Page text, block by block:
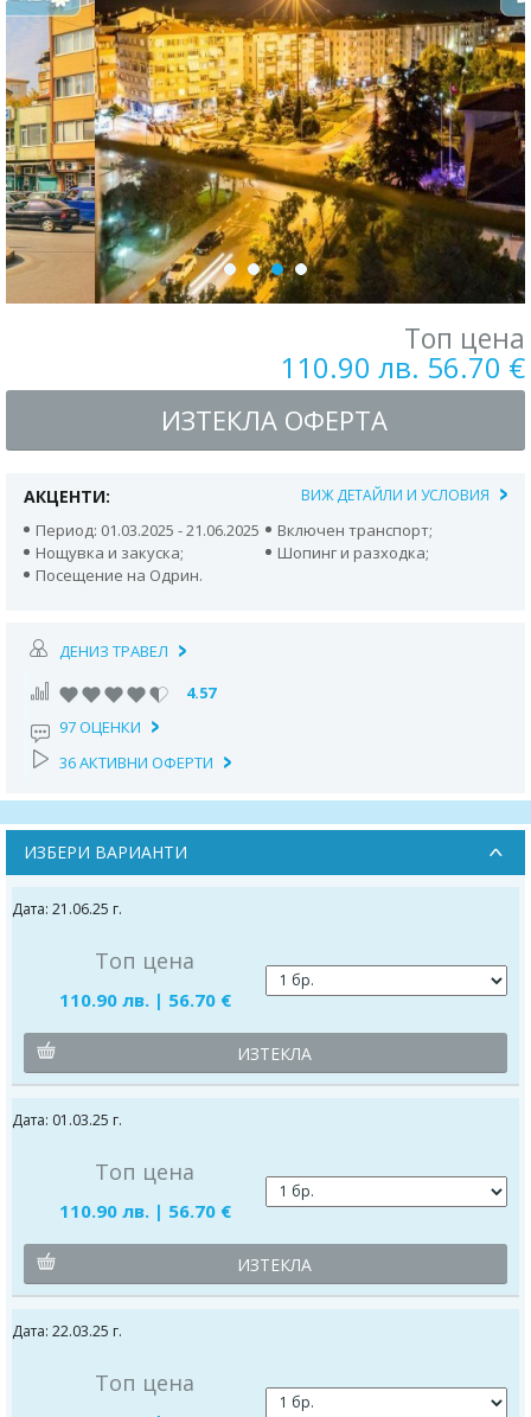
Топ цена
110.90 лв. 56.70 €
ИЗТЕКЛА ОФЕРТА
АКЦЕНТИ: ВИЖ ДЕТАЙЛИ И УСЛОВИЯ
Период: 01.03.2025 - 21.06.2025
Включен транспорт;
Нощувка и закуска;
Шопинг и разходка;
Посещение на Одрин.
ДЕНИЗ ТРАВЕЛ
4.57
97 ОЦЕНКИ
36 АКТИВНИ ОФЕРТИ
ИЗБЕРИ ВАРИАНТИ
Дата: 21.06.25 г.
Топ цена
110.90 лв. | 56.70 €
ИЗТЕКЛА
Дата: 01.03.25 г.
Топ цена
110.90 лв. | 56.70 €
ИЗТЕКЛА
Дата: 22.03.25 г.
Топ цена